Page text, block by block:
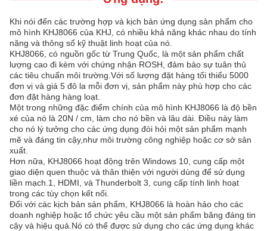
Khi nói đến các trường hợp và kịch bản ứng dụng sản phẩm cho
mô hình KHJ8066 của KHJ, có nhiều khả năng khác nhau do tính
năng và thông số kỹ thuật linh hoạt của nó.
KHJ8066, có nguồn gốc từ Trung Quốc, là một sản phẩm chất
lượng cao đi kèm với chứng nhận ROSH, đảm bảo sự tuân thủ
các tiêu chuẩn môi trường.Với số lượng đặt hàng tối thiểu 5000
đơn vị và giá 5 đô la mỗi đơn vị, sản phẩm này phù hợp cho các
đơn đặt hàng hàng loạt.
Một trong những đặc điểm chính của mô hình KHJ8066 là độ bền
xé của nó là 20N / cm, làm cho nó bền và lâu dài. Điều này làm
cho nó lý tưởng cho các ứng dụng đòi hỏi một sản phẩm mạnh
mẽ và đáng tin cậy,như môi trường công nghiệp hoặc cơ sở sản
xuất.
Hơn nữa, KHJ8066 hoạt động trên Windows 10, cung cấp một
giao diện quen thuộc và thân thiện với người dùng để sử dụng
liền mạch.1, HDMI, và Thunderbolt 3, cung cấp tính linh hoạt
trong các tùy chọn kết nối.
Đối với các kịch bản sản phẩm, KHJ8066 là hoàn hảo cho các
doanh nghiệp hoặc tổ chức yêu cầu một sản phẩm băng đáng tin
cậy và hiệu quả.Nó có thể được sử dụng cho các ứng dụng khác